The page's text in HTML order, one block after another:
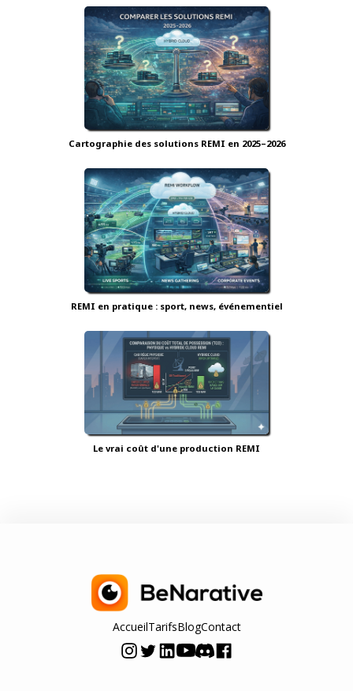
Cartographie des solutions REMI en 2025–2026
REMI en pratique : sport, news, événementiel
Le vrai coût d'une production REMI
AccueilTarifsBlogContact